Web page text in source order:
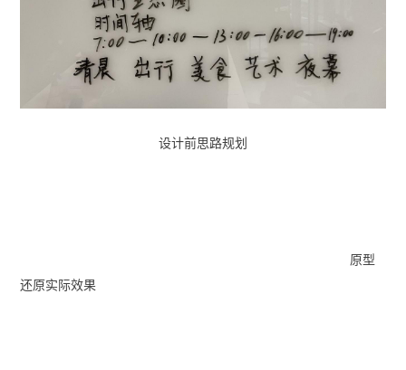
设计前思路规划
原型
还原实际效果